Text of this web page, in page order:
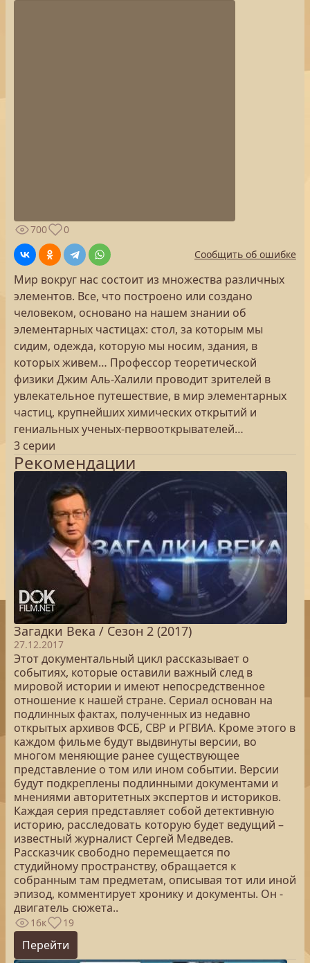
700
0
Сообщить об ошибке
Мир вокруг нас состоит из множества различных
элементов. Все, что построено или создано
человеком, основано на нашем знании об
элементарных частицах: стол, за которым мы
сидим, одежда, которую мы носим, здания, в
которых живем… Профессор теоретической
физики Джим Аль-Халили проводит зрителей в
увлекательное путешествие, в мир элементарных
частиц, крупнейших химических открытий и
гениальных ученых-первооткрывателей…
3 серии
Рекомендации
Загадки Века / Сезон 2 (2017)
27.12.2017
Этот документальный цикл рассказывает о
событиях, которые оставили важный след в
мировой истории и имеют непосредственное
отношение к нашей стране. Сериал основан на
подлинных фактах, полученных из недавно
открытых архивов ФСБ, СВР и РГВИА. Кроме этого в
каждом фильме будут выдвинуты версии, во
многом меняющие ранее существующее
представление о том или ином событии. Версии
будут подкреплены подлинными документами и
мнениями авторитетных экспертов и историков.
Каждая серия представляет собой детективную
историю, расследовать которую будет ведущий –
известный журналист Сергей Медведев.
Рассказчик свободно перемещается по
студийному пространству, обращается к
собранным там предметам, описывая тот или иной
эпизод, комментирует хронику и документы. Он -
двигатель сюжета..
16к 19
Перейти